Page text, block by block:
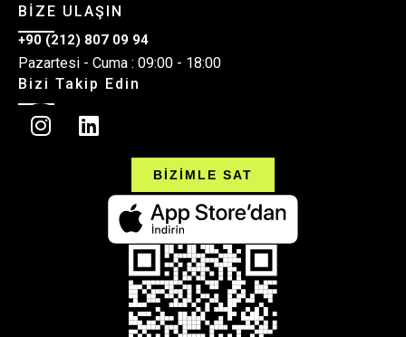
BİZE ULAŞIN
+90 (212) 807 09 94
Pazartesi - Cuma : 09:00 - 18:00
Bizi Takip Edin
BİZİMLE SAT